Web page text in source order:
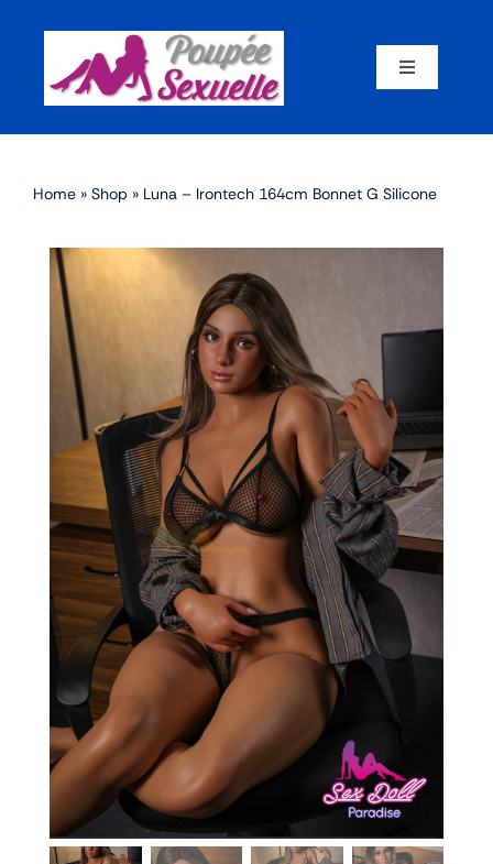
content
Toggle
Par corps
Par marque
Par matériaux
Par taille
Sex dolls en promotion
En stock
Aide
Guides
Paiement
Contact
Home » Shop » Luna – Irontech 164cm Bonnet G Silicone